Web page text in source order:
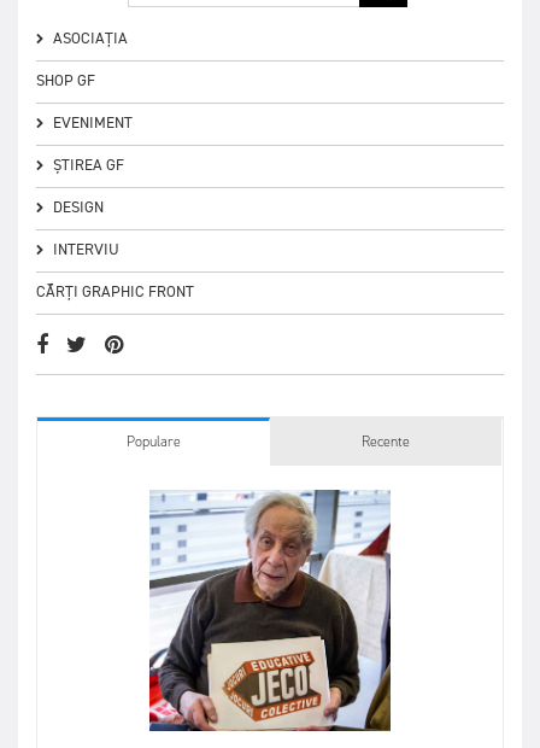
ASOCIAȚIA
SHOP GF
EVENIMENT
ȘTIREA GF
DESIGN
INTERVIU
CĂRȚI GRAPHIC FRONT
Populare Recente